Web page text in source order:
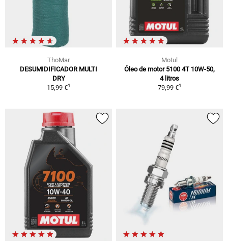
ThoMar
DESUMIDIFICADOR MULTI
DRY
15,99 €1
Motul
Óleo de motor 5100 4T 10W-50,
4 litros
79,99 €1